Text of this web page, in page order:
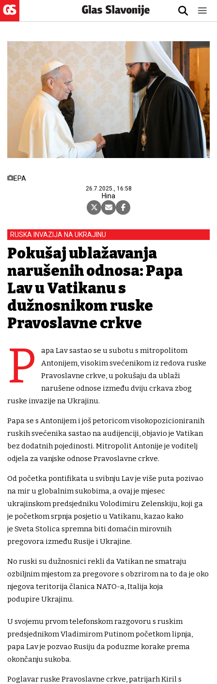
EPA
26.7.2025., 16:58
Hina
RUSKA INVAZIJA NA UKRAJINU
Pokušaj ublažavanja
narušenih odnosa: Papa
Lav u Vatikanu s
dužnosnikom ruske
Pravoslavne crkve
P
apa Lav sastao se u subotu s mitropolitom
Antonijem, visokim svećenikom iz redova ruske
Pravoslavne crkve, u pokušaju da ublaži
narušene odnose između dviju crkava zbog
ruske invazije na Ukrajinu.
Papa se s Antonijem i još petoricom visokopozicioniranih
ruskih svećenika sastao na audijenciji, objavio je Vatikan
bez dodatnih pojedinosti. Mitropolit Antonije je voditelj
odjela za vanjske odnose Pravoslavne crkve.
Od početka pontifikata u svibnju Lav je više puta pozivao
na mir u globalnim sukobima, a ovaj je mjesec
ukrajinskom predsjedniku Volodimiru Zelenskiju, koji ga
je početkom srpnja posjetio u Vatikanu, kazao kako
je Sveta Stolica spremna biti domaćin mirovnih
pregovora između Rusije i Ukrajine.
No ruski su dužnosnici rekli da Vatikan ne smatraju
ozbiljnim mjestom za pregovore s obzrirom na to da je oko
njegova teritorija članica NATO-a, Italija koja
podupire Ukrajinu.
U svojemu prvom telefonskom razgovoru s ruskim
predsjednikom Vladimirom Putinom početkom lipnja,
papa Lav je pozvao Rusiju da poduzme korake prema
okončanju sukoba.
Poglavar ruske Pravoslavne crkve, patrijarh Kiril s